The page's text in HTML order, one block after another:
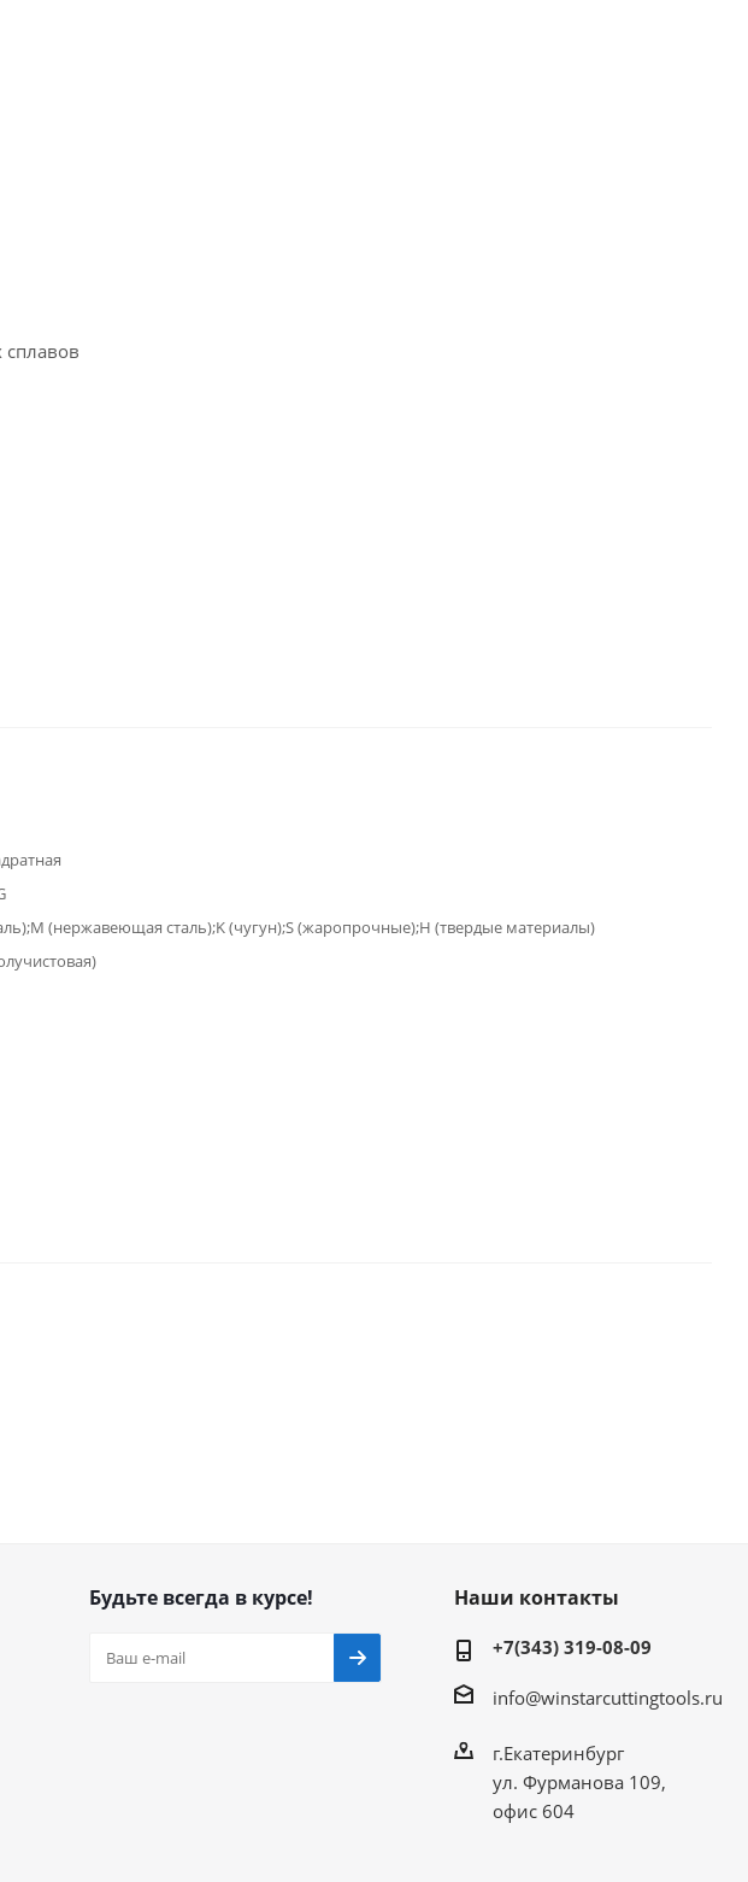
(нержавеющая сталь);K (чугун);S (жаропрочные);H (твердые материалы)
Будьте всегда в курсе! Наши контакты
+7(343) 319-08-09
info@winstarcuttingtools.ru
г.Екатеринбург
ул. Фурманова 109,
офис 604